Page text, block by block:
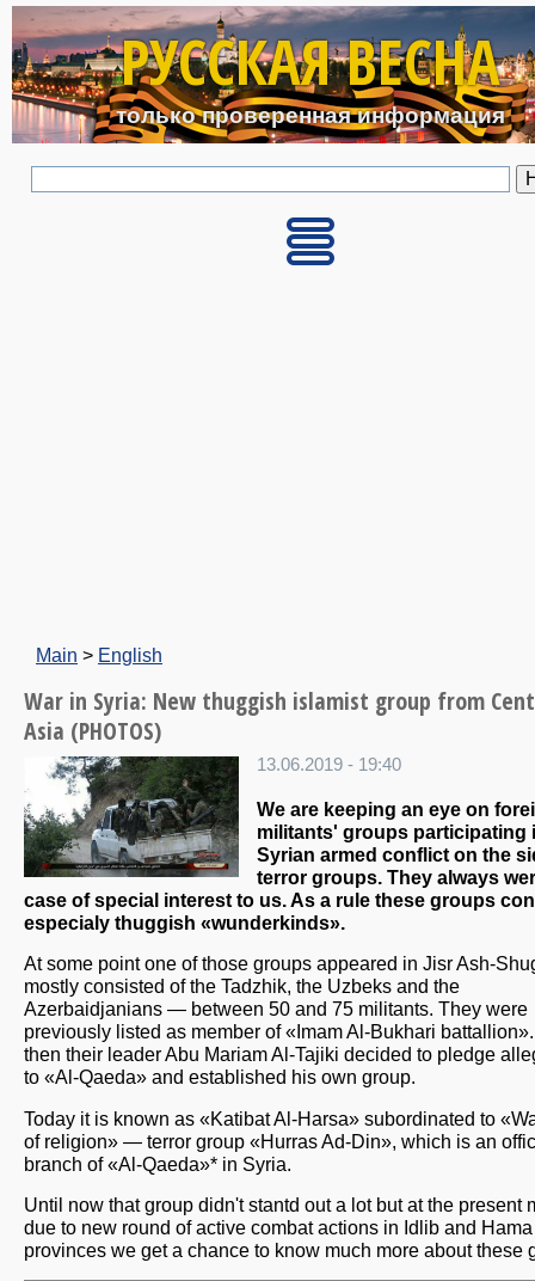
Перейти к основному
РУССКАЯ ВЕСНА
только проверенная информация
Main > English
War in Syria: New thuggish islamist group from
Asia (PHOTOS)
13.06.2019 - 19:40
We are keeping an eye on
militants' groups participating
Syrian armed conflict on the
terror groups. They always
case of special interest to us. As a rule these groups
especialy thuggish «wunderkinds».
At some point one of those groups appeared in Jisr Ash-
mostly consisted of the Tadzhik, the Uzbeks and the
Azerbaidjanians — between 50 and 75 militants. They were
previously listed as member of «Imam Al-Bukhari
then their leader Abu Mariam Al-Tajiki decided to pledge
to «Al-Qaeda» and established his own group.
Today it is known as «Katibat Al-Harsa» subordinated to
of religion» — terror group «Hurras Ad-Din», which is an
branch of «Al-Qaeda»* in Syria.
Until now that group didn't stantd out a lot but at the present
due to new round of active combat actions in Idlib and Hama
provinces we get a chance to know much more about these